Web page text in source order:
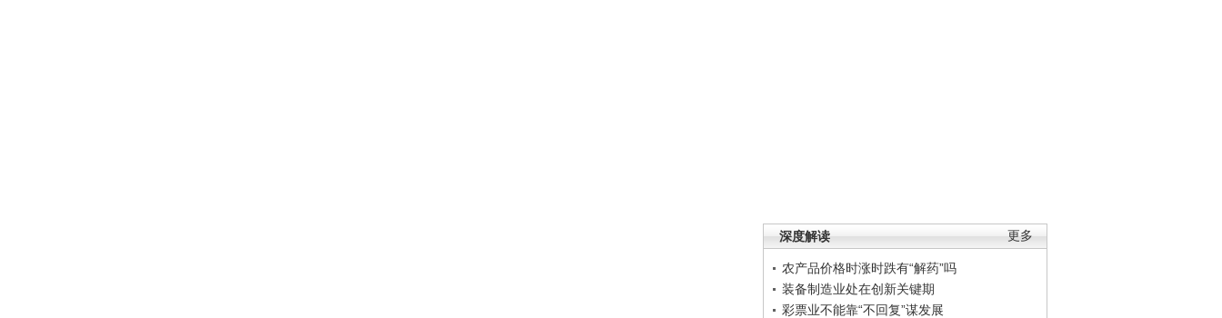
更多
深度解读
农产品价格时涨时跌有“解药”吗
装备制造业处在创新关键期
彩票业不能靠“不回复”谋发展